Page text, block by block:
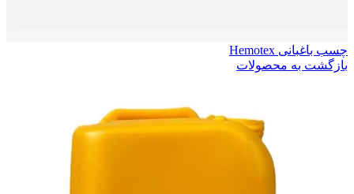
چسب باغبانی Hemotex
بازگشت به محصولات